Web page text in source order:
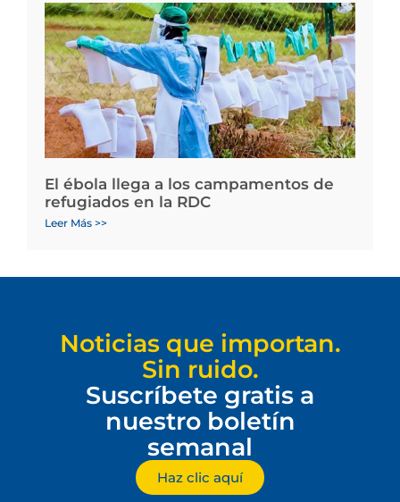
El ébola llega a los campamentos de
refugiados en la RDC
Leer Más >>
Noticias que importan.
Sin ruido.
Suscríbete gratis a
nuestro boletín
semanal
Haz clic aquí